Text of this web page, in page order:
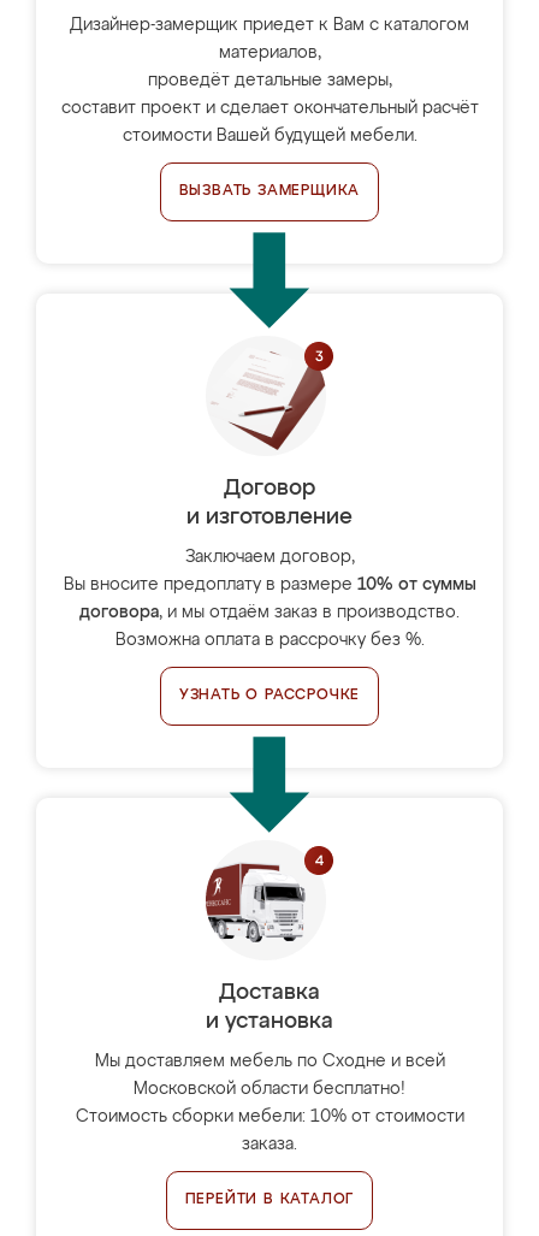
Дизайнер-замерщик приедет к Вам с каталогом
материалов,
проведёт детальные замеры,
составит проект и сделает окончательный расчёт
стоимости Вашей будущей мебели.
ВЫЗВАТЬ ЗАМЕРЩИКА
Договор
и изготовление
Заключаем договор,
Вы вносите предоплату в размере 10% от суммы
договора, и мы отдаём заказ в производство.
Возможна оплата в рассрочку без %.
УЗНАТЬ О РАССРОЧКЕ
Доставка
и установка
Мы доставляем мебель по Сходне и всей
Московской области бесплатно!
Стоимость сборки мебели: 10% от стоимости
заказа.
ПЕРЕЙТИ В КАТАЛОГ